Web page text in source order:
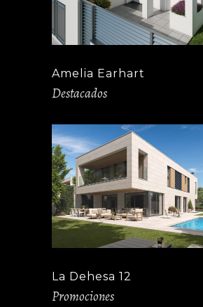
Amelia Earhart
Destacados
La Dehesa 12
Promociones